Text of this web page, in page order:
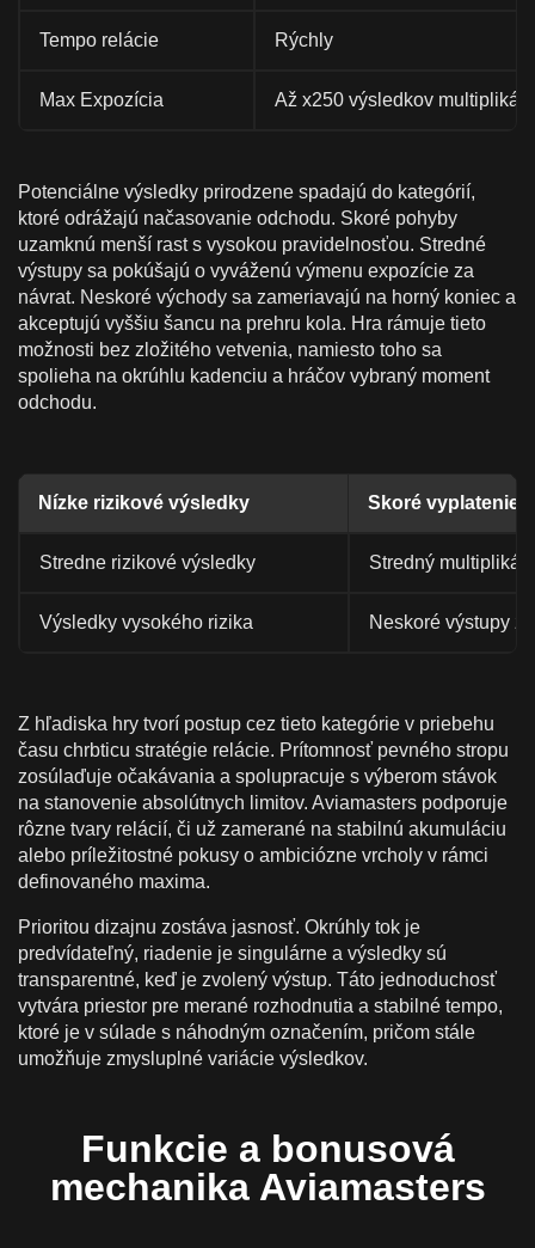
Tempo relácie Rýchly
Max Expozícia Až x250 výsledkov
Potenciálne výsledky prirodzene spadajú do kategórií,
ktoré odrážajú načasovanie odchodu. Skoré pohyby
uzamknú menší rast s vysokou pravidelnosťou. Stredné
výstupy sa pokúšajú o vyváženú výmenu expozície za
návrat. Neskoré východy sa zameriavajú na horný koniec a
akceptujú vyššiu šancu na prehru kola. Hra rámuje tieto
možnosti bez zložitého vetvenia, namiesto toho sa
spolieha na okrúhlu kadenciu a hráčov vybraný moment
odchodu.
Nízke rizikové výsledky Skoré vyplatenie
Stredne rizikové výsledky Stredný
Výsledky vysokého rizika Neskoré výstupy
Z hľadiska hry tvorí postup cez tieto kategórie v priebehu
času chrbticu stratégie relácie. Prítomnosť pevného stropu
zosúlaďuje očakávania a spolupracuje s výberom stávok
na stanovenie absolútnych limitov. Aviamasters podporuje
rôzne tvary relácií, či už zamerané na stabilnú akumuláciu
alebo príležitostné pokusy o ambiciózne vrcholy v rámci
definovaného maxima.
Prioritou dizajnu zostáva jasnosť. Okrúhly tok je
predvídateľný, riadenie je singulárne a výsledky sú
transparentné, keď je zvolený výstup. Táto jednoduchosť
vytvára priestor pre merané rozhodnutia a stabilné tempo,
ktoré je v súlade s náhodným označením, pričom stále
umožňuje zmysluplné variácie výsledkov.
Funkcie a bonusová
mechanika Aviamasters